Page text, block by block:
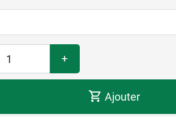
+
Ajouter